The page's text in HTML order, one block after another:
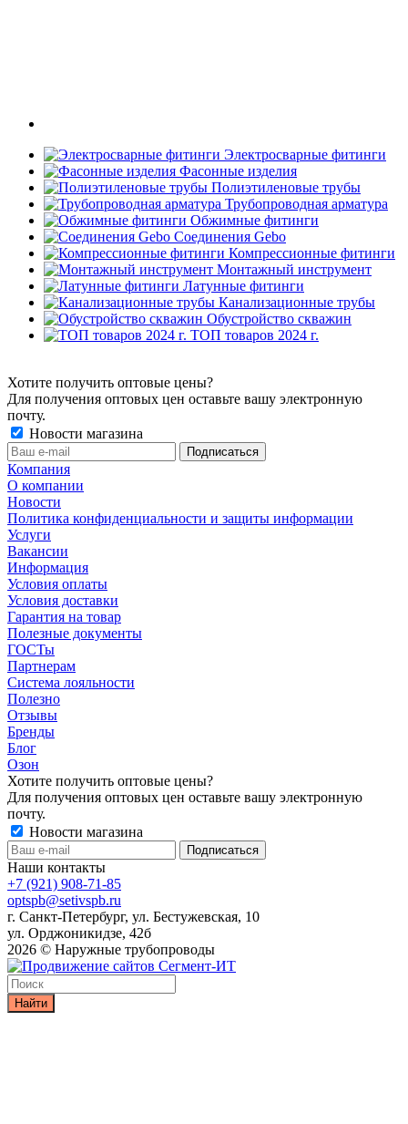
Электросварные фитинги
Фасонные изделия
Полиэтиленовые трубы
Трубопроводная арматура
Обжимные фитинги
Соединения Gebo
Компрессионные фитинги
Монтажный инструмент
Латунные фитинги
Канализационные трубы
Обустройство скважин
ТОП товаров 2024 г.
Хотите получить оптовые цены?
Для получения оптовых цен оставьте вашу электронную
почту.
Новости магазина
Компания
О компании
Новости
Политика конфиденциальности и защиты информации
Услуги
Вакансии
Информация
Условия оплаты
Условия доставки
Гарантия на товар
Полезные документы
ГОСТы
Партнерам
Система лояльности
Полезно
Отзывы
Бренды
Блог
Озон
Хотите получить оптовые цены?
Для получения оптовых цен оставьте вашу электронную
почту.
Новости магазина
Наши контакты
+7 (921) 908-71-85
optspb@setivspb.ru
г. Санкт-Петербург, ул. Бестужевская, 10
ул. Орджоникидзе, 42б
2026 © Наружные трубопроводы
Найти